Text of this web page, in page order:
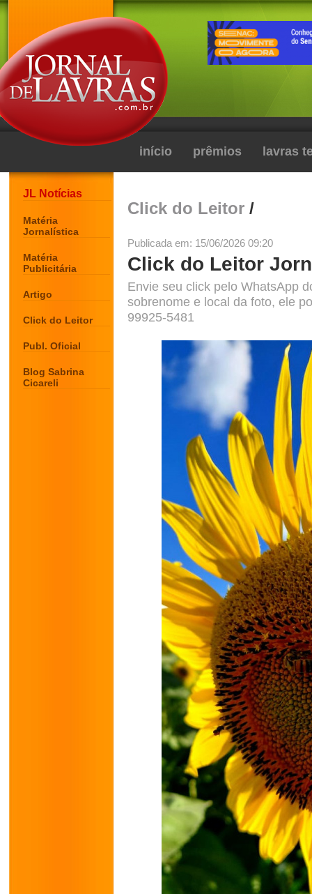
início prêmios lavras
JL Notícias
Matéria
Jornalística
Matéria
Publicitária
Artigo
Click do Leitor
Publ. Oficial
Blog Sabrina
Cicareli
Click do Leitor /
Publicada em: 15/06/2026 09:20
Click do Leitor
Envie seu click pelo WhatsApp
sobrenome e local da foto, ele
99925-5481